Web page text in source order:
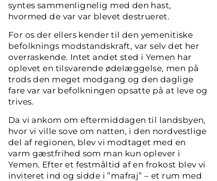
syntes sammenlignelig med den hast,
hvormed de var var blevet destrueret.
For os der ellers kender til den yemenitiske
befolknings modstandskraft, var selv det her
overraskende. Intet andet sted i Yemen har
oplevet en tilsvarende ødelæggelse, men på
trods den meget modgang og den daglige
fare var var befolkningen opsatte på at leve og
trives.
Da vi ankom om eftermiddagen til landsbyen,
hvor vi ville sove om natten, i den nordvestlige
del af regionen, blev vi modtaget med en
varm gæstfrihed som man kun oplever i
Yemen. Efter et festmåltid af en frokost blev vi
inviteret ind og sidde i ”mafraj” – et rum med